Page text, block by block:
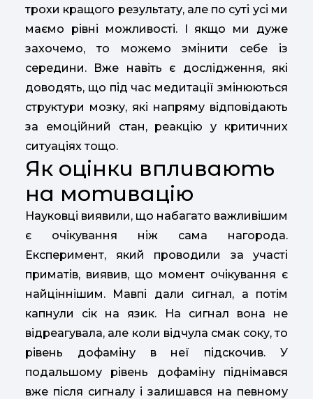
трохи кращого результату, але по суті усі ми
маємо рівні можливості. І якщо ми дуже
захочемо, то можемо змінити себе із
середини. Вже навіть є дослідження, які
доводять, що під час медитації змінюються
структури мозку, які напряму відповідають
за емоційний стан, реакцію у критичних
ситуаціях тощо.
Як оцінки впливають
на мотивацію
Науковці виявили, що набагато важливішим
є очікування ніж сама нагорода.
Експеримент, який проводили за участі
приматів, виявив, що момент очікування є
найціннішим. Мавпі дали сигнал, а потім
капнули сік на язик. На сигнал вона не
відреагувала, але коли відчула смак соку, то
рівень дофаміну в неї підскочив. У
подальшому рівень дофаміну піднімався
вже після сигналу і залишався на певному